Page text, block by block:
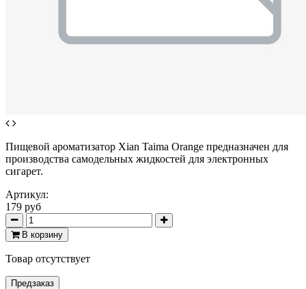
Пищевой ароматизатор Xian Taima Orange предназначен для
производства самодельных жидкостей для электронных
сигарет.
Артикул:
179 руб
В корзину
Товар отсутствует
Предзаказ